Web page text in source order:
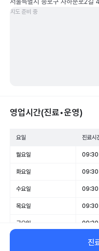
지도 준비 중
영업시간(진료•운영)
요일 진료시
월요일 09:30
화요일 09:30
수요일 09:30
목요일 09:30
금요일 09:30
진